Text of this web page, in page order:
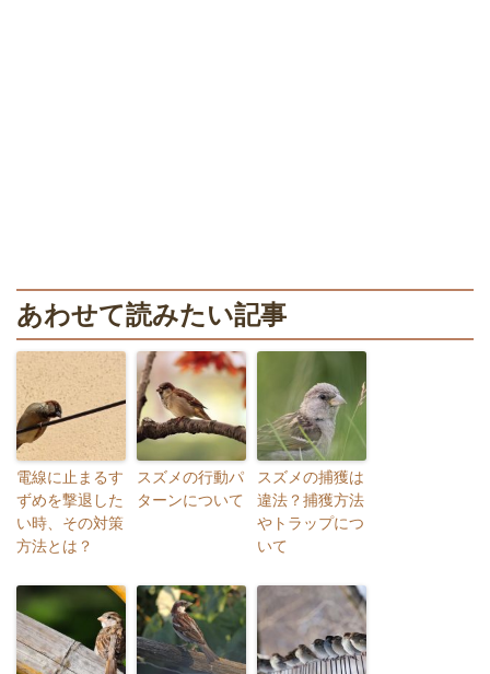
あわせて読みたい記事
電線に止まるす
ずめを撃退した
い時、その対策
方法とは？
スズメの行動パ
ターンについて
スズメの捕獲は
違法？捕獲方法
やトラップにつ
いて